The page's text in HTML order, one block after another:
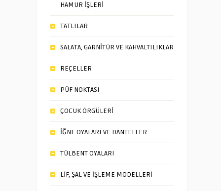
HAMUR İŞLERİ
TATLILAR
SALATA, GARNİTÜR VE KAHVALTILIKLAR
REÇELLER
PÜF NOKTASI
ÇOCUK ÖRGÜLERİ
İĞNE OYALARI VE DANTELLER
TÜLBENT OYALARI
LİF, ŞAL VE İŞLEME MODELLERİ